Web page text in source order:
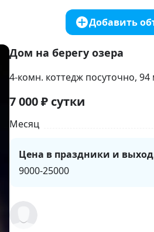
Добавить
Дом на берегу озера
4-комн. коттедж посуточно, 94
7 000₽ сутки
Месяц
Цена в праздники и
9000-25000